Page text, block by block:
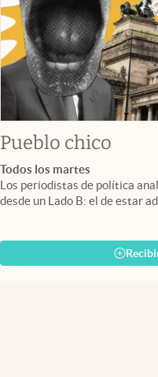
Pueblo chico
Todos los martes
Los periodistas de política
desde un Lado B: el de estar